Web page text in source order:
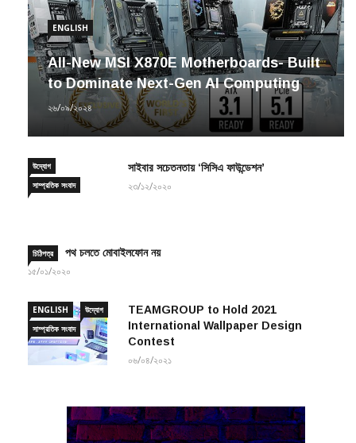
ENGLISH
All-New MSI X870E Motherboards- Built
to Dominate Next-Gen AI Computing
২৬/০৯/২০২৪
উদ্যোগ
সাম্প্রতিক সংবাদ
সাইবার সচেতনতায় ‘সিসিএ ফাউন্ডেশন’
২৩/১২/২০২০
চিঠিপত্র পথ চলতে মোবাইলফোন নয়
১৫/০১/২০২০
ENGLISH
উদ্যোগ
সাম্প্রতিক সংবাদ
TEAMGROUP to Hold 2021
International Wallpaper Design
Contest
০৬/০৪/২০২১